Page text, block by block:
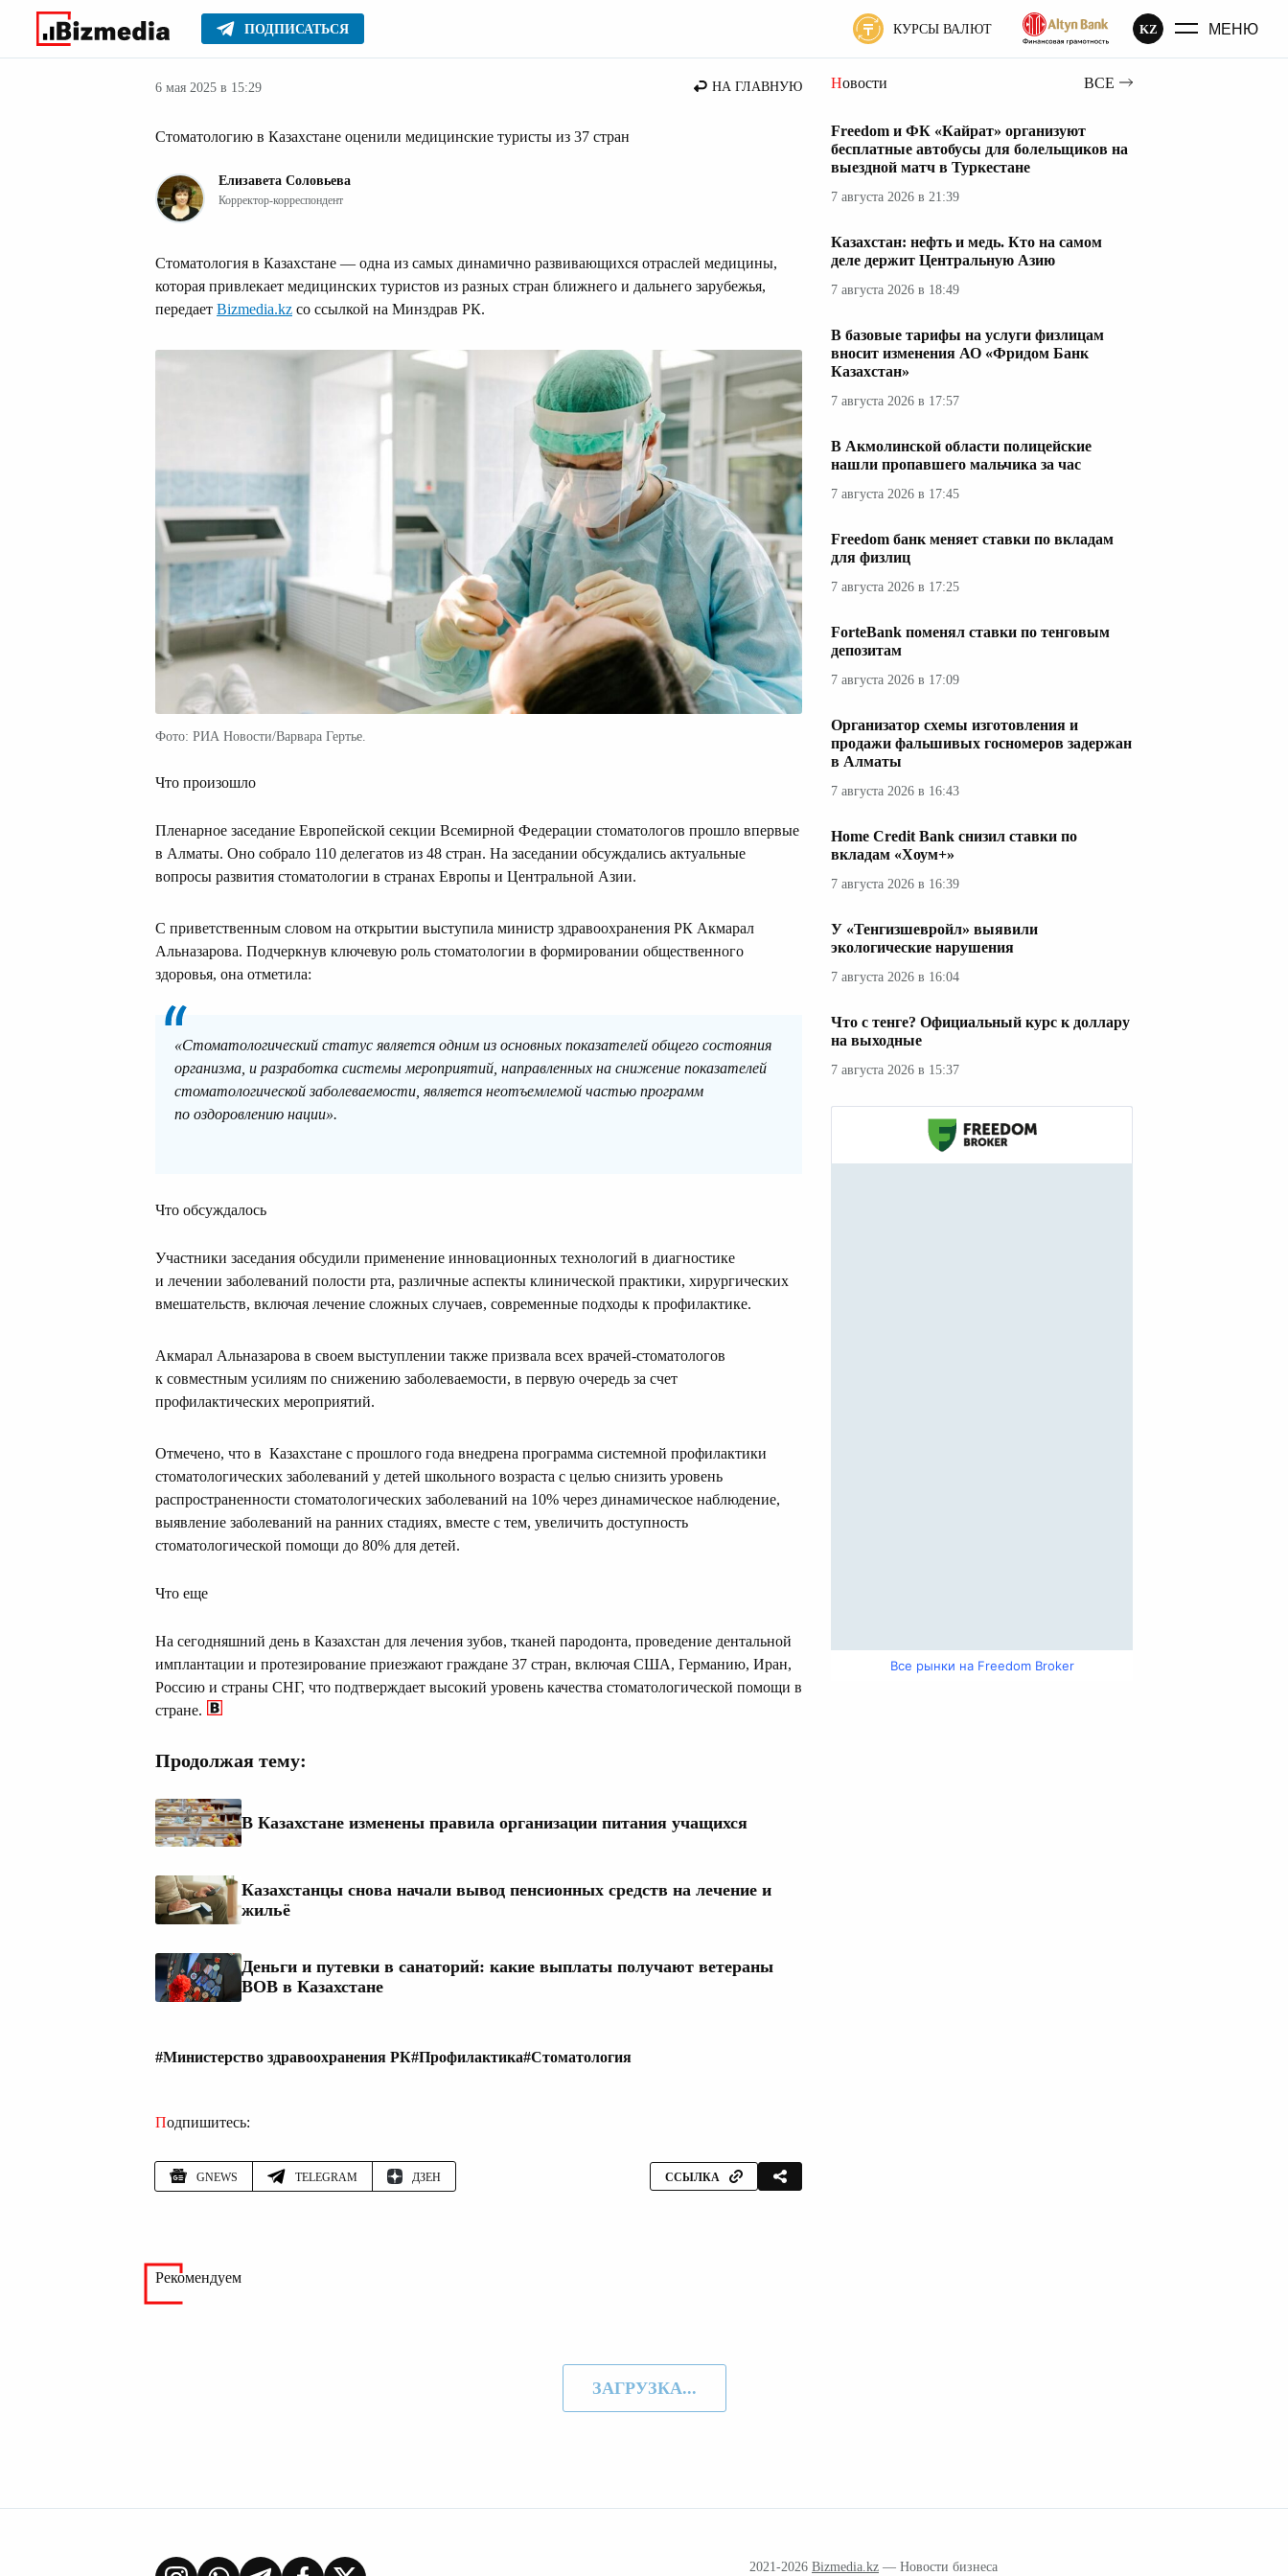
ПОДПИСАТЬСЯ КУРСЫ ВАЛЮТ KZ МЕНЮ
Главное Новости Новости Казахстана
6 мая 2025 в 15:29 НА ГЛАВНУЮ
Стоматологию в Казахстане оценили медицинские туристы из 37 стран
Елизавета Соловьева
Корректор-корреспондент
Стоматология в Казахстане — одна из самых динамично развивающихся отраслей медицины,
которая привлекает медицинских туристов из разных стран ближнего и дальнего зарубежья,
передает Bizmedia.kz со ссылкой на Минздрав РК.
Фото: РИА Новости/Варвара Гертье.
Что произошло
Пленарное заседание Европейской секции Всемирной Федерации стоматологов прошло впервые
в Алматы. Оно собрало 110 делегатов из 48 стран. На заседании обсуждались актуальные
вопросы развития стоматологии в странах Европы и Центральной Азии.
С приветственным словом на открытии выступила министр здравоохранения РК Акмарал
Альназарова. Подчеркнув ключевую роль стоматологии в формировании общественного
здоровья, она отметила:
«Стоматологический статус является одним из основных показателей общего состояния
организма, и разработка системы мероприятий, направленных на снижение показателей
стоматологической заболеваемости, является неотъемлемой частью программ
по оздоровлению нации».
Что обсуждалось
Участники заседания обсудили применение инновационных технологий в диагностике
и лечении заболеваний полости рта, различные аспекты клинической практики, хирургических
вмешательств, включая лечение сложных случаев, современные подходы к профилактике.
Акмарал Альназарова в своем выступлении также призвала всех врачей-стоматологов
к совместным усилиям по снижению заболеваемости, в первую очередь за счет
профилактических мероприятий.
Отмечено, что в Казахстане с прошлого года внедрена программа системной профилактики
стоматологических заболеваний у детей школьного возраста с целью снизить уровень
распространенности стоматологических заболеваний на 10% через динамическое наблюдение,
выявление заболеваний на ранних стадиях, вместе с тем, увеличить доступность
стоматологической помощи до 80% для детей.
Что еще
На сегодняшний день в Казахстан для лечения зубов, тканей пародонта, проведение дентальной
имплантации и протезирование приезжают граждане 37 стран, включая США, Германию, Иран,
Россию и страны СНГ, что подтверждает высокий уровень качества стоматологической помощи в
стране.
Продолжая тему:
В Казахстане изменены правила организации питания учащихся
Казахстанцы снова начали вывод пенсионных средств на лечение и
жильё
Деньги и путевки в санаторий: какие выплаты получают ветераны
ВОВ в Казахстане
#Министерство здравоохранения РК#Профилактика#Стоматология
Подпишитесь:
GNEWS TELEGRAM ДЗЕН ССЫЛКА
Новости ВСЕ
Freedom и ФК «Кайрат» организуют
бесплатные автобусы для болельщиков на
выездной матч в Туркестане
7 августа 2026 в 21:39
Казахстан: нефть и медь. Кто на самом
деле держит Центральную Азию
7 августа 2026 в 18:49
В базовые тарифы на услуги физлицам
вносит изменения АО «Фридом Банк
Казахстан»
7 августа 2026 в 17:57
В Акмолинской области полицейские
нашли пропавшего мальчика за час
7 августа 2026 в 17:45
Freedom банк меняет ставки по вкладам
для физлиц
7 августа 2026 в 17:25
ForteBank поменял ставки по тенговым
депозитам
7 августа 2026 в 17:09
Организатор схемы изготовления и
продажи фальшивых госномеров задержан
в Алматы
7 августа 2026 в 16:43
Home Credit Bank снизил ставки по
вкладам «Хоум+»
7 августа 2026 в 16:39
У «Тенгизшевройл» выявили
экологические нарушения
7 августа 2026 в 16:04
Что с тенге? Официальный курс к доллару
на выходные
7 августа 2026 в 15:37
Все рынки на Freedom Broker
Рекомендуем
ЗАГРУЗКА...
2021-2026 Bizmedia.kz — Новости бизнеса